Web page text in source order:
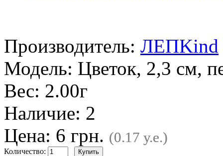
Производитель: ЛЕПKind
Модель: Цветок, 2,3 см,
Вес: 2.00г
Наличие: 2
Цена: 6 грн. (0.17 у.е.)
Количество: